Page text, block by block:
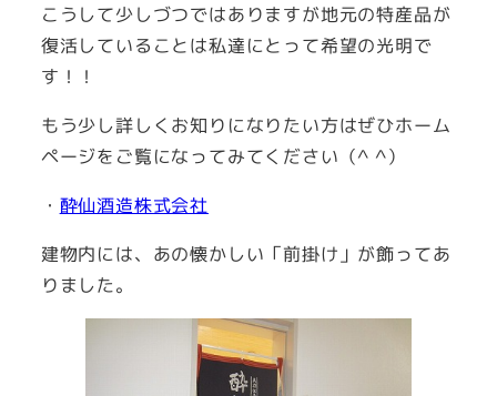
こうして少しづつではありますが地元の特産品が
復活していることは私達にとって希望の光明で
す！！
もう少し詳しくお知りになりたい方はぜひホーム
ページをご覧になってみてください（^ ^）
・ 酔仙酒造株式会社
建物内には、あの懐かしい「前掛け」が飾ってあ
りました。